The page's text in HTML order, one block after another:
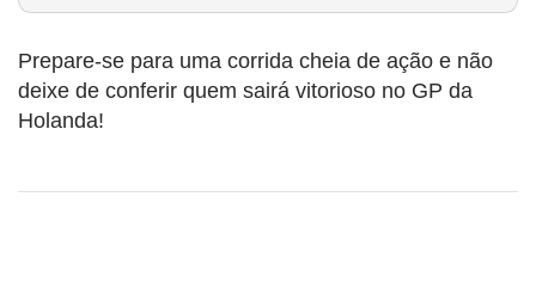
Prepare-se para uma corrida cheia de ação e não
deixe de conferir quem sairá vitorioso no GP da
Holanda!